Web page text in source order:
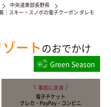
中央道東部長野県
｜スキー・スノボの電子クーポン ダレモ
ートのおでかけ
Green Season
事前に決済
電子チケット
クレカ・PayPay・コンビニ